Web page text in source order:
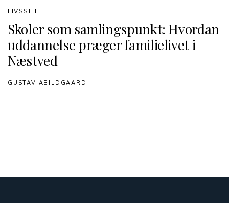
Skoler som samlingspunkt: Hvordan
uddannelse præger familielivet i
Næstved
LIVSSTIL
GUSTAV ABILDGAARD